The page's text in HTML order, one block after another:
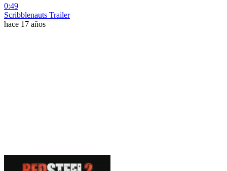
0:49
Scribblenauts Trailer
hace 17 años